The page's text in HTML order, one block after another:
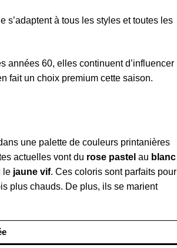
s’adaptent à tous les styles et toutes les
années 60, elles continuent d’influencer
fait un choix premium cette saison.
une palette de couleurs printanières
actuelles vont du rose pastel au blanc
le jaune vif. Ces coloris sont parfaits pour
plus chauds. De plus, ils se marient